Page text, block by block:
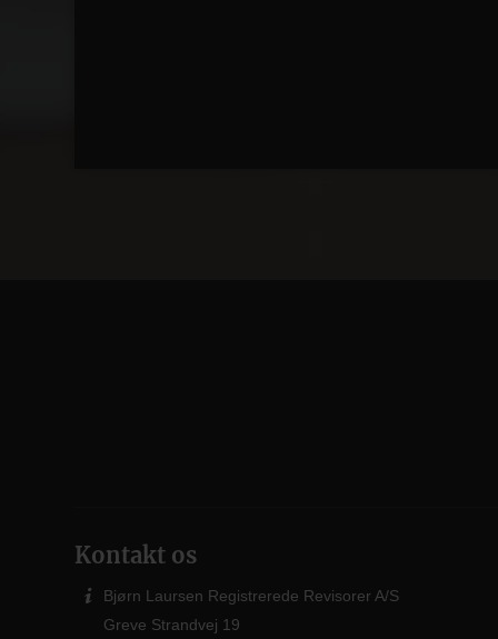
Kontakt os
Bjørn Laursen Registrerede Revisorer A/S
Greve Strandvej 19